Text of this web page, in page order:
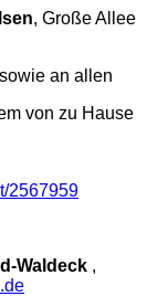
, Große Allee
sowie an allen
von zu Hause
2567959
Waldeck ,